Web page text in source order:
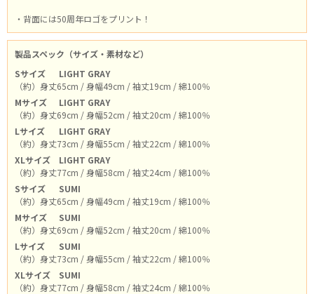
・背面には50周年ロゴをプリント！
製品スペック（サイズ・素材など）
Sサイズ
LIGHT GRAY
（約）身丈65cm / 身幅49cm / 袖丈19cm / 綿100％
Mサイズ
LIGHT GRAY
（約）身丈69cm / 身幅52cm / 袖丈20cm / 綿100％
Lサイズ
LIGHT GRAY
（約）身丈73cm / 身幅55cm / 袖丈22cm / 綿100％
XLサイズ
LIGHT GRAY
（約）身丈77cm / 身幅58cm / 袖丈24cm / 綿100％
Sサイズ
SUMI
（約）身丈65cm / 身幅49cm / 袖丈19cm / 綿100％
Mサイズ
SUMI
（約）身丈69cm / 身幅52cm / 袖丈20cm / 綿100％
Lサイズ
SUMI
（約）身丈73cm / 身幅55cm / 袖丈22cm / 綿100％
XLサイズ
SUMI
（約）身丈77cm / 身幅58cm / 袖丈24cm / 綿100％